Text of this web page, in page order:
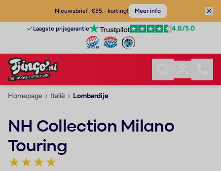
Nieuwsbrief: €35,- korting! Meer info
Laagste prijsgarantie 4.8/5.0
Homepage Italië Lombardije
NH Collection Milano
Touring
★★★★